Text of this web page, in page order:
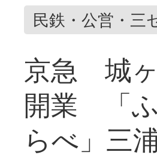
民鉄・公営・三
京急 城
開業 「ふ
らべ」三